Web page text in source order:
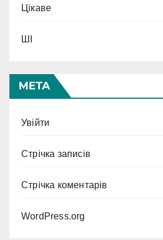
Цікаве
ШІ
МЕТА
Увійти
Стрічка записів
Стрічка коментарів
WordPress.org